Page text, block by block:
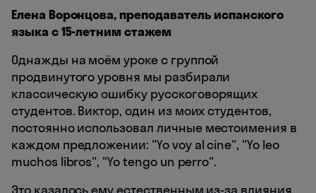
Елена Воронцова, преподаватель испанского
языка с 15-летним стажем
Однажды на моём уроке с группой
продвинутого уровня мы разбирали
классическую ошибку русскоговорящих
студентов. Виктор, один из моих студентов,
постоянно использовал личные местоимения в
каждом предложении: "Yo voy al cine", "Yo leo
muchos libros", "Yo tengo un perro".